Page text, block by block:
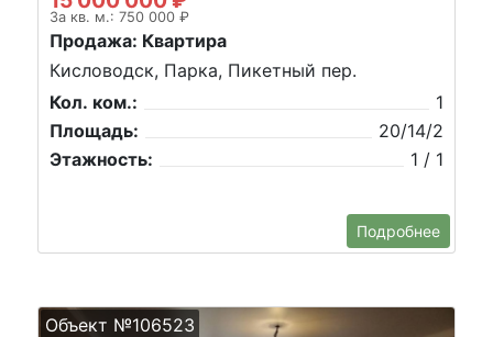
За кв. м.: 750 000 ₽
Продажа: Квартира
Кисловодск, Парка, Пикетный пер.
Кол. ком.:
1
Площадь:
20/14/2
Этажность:
1 / 1
Подробнее
Объект №106523